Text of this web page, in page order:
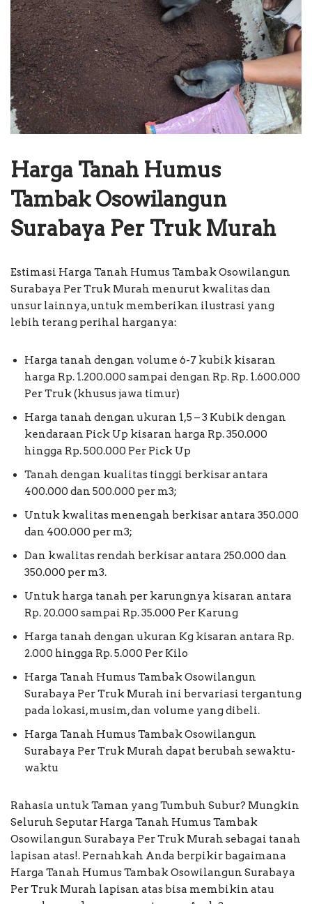
Harga Tanah Humus
Tambak Osowilangun
Surabaya Per Truk Murah
Estimasi Harga Tanah Humus Tambak Osowilangun
Surabaya Per Truk Murah menurut kwalitas dan
unsur lainnya, untuk memberikan ilustrasi yang
lebih terang perihal harganya:
Harga tanah dengan volume 6-7 kubik kisaran
harga Rp. 1.200.000 sampai dengan Rp. Rp. 1.600.000
Per Truk (khusus jawa timur)
Harga tanah dengan ukuran 1,5 – 3 Kubik dengan
kendaraan Pick Up kisaran harga Rp. 350.000
hingga Rp. 500.000 Per Pick Up
Tanah dengan kualitas tinggi berkisar antara
400.000 dan 500.000 per m3;
Untuk kwalitas menengah berkisar antara 350.000
dan 400.000 per m3;
Dan kwalitas rendah berkisar antara 250.000 dan
350.000 per m3.
Untuk harga tanah per karungnya kisaran antara
Rp. 20.000 sampai Rp. 35.000 Per Karung
Harga tanah dengan ukuran Kg kisaran antara Rp.
2.000 hingga Rp. 5.000 Per Kilo
Harga Tanah Humus Tambak Osowilangun
Surabaya Per Truk Murah ini bervariasi tergantung
pada lokasi, musim, dan volume yang dibeli.
Harga Tanah Humus Tambak Osowilangun
Surabaya Per Truk Murah dapat berubah sewaktu-
waktu
Rahasia untuk Taman yang Tumbuh Subur? Mungkin
Seluruh Seputar Harga Tanah Humus Tambak
Osowilangun Surabaya Per Truk Murah sebagai tanah
lapisan atas!. Pernahkah Anda berpikir bagaimana
Harga Tanah Humus Tambak Osowilangun Surabaya
Per Truk Murah lapisan atas bisa membikin atau